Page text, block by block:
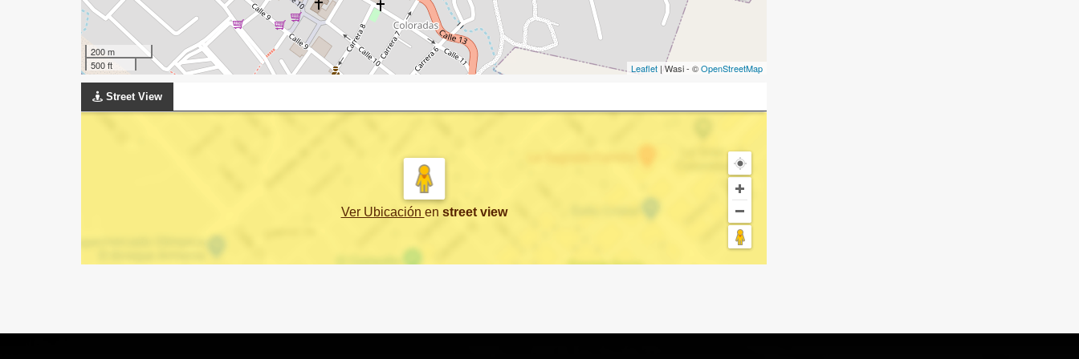
200 m
500 ft
Leaflet | Wasi - ©OpenStreetMap
Street View
Ver Ubicación en street view